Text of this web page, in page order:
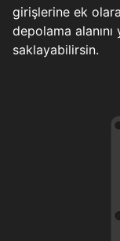
girişlerine ek
depolama
saklayabilirsin.